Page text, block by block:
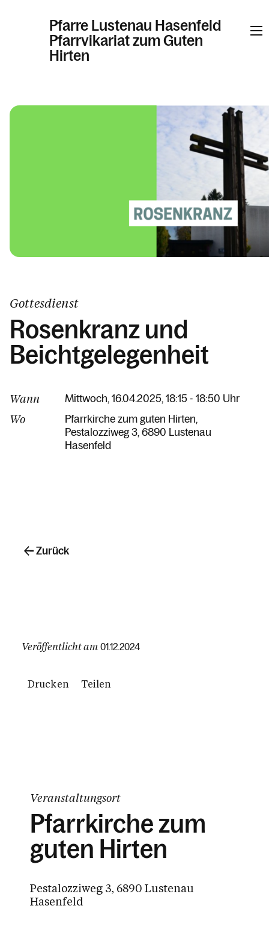
Pfarre Lustenau Hasenfeld
Pfarrvikariat zum Guten
Hirten
Gottesdienst
Rosenkranz und
Beichtgelegenheit
Wann Mittwoch, 16.04.2025, 18:15 - 18:50 Uhr
Wo
Pfarrkirche zum guten Hirten
Pestalozziweg 3 6890 Lustenau
Hasenfeld
Veröffentlicht am 01.12.2024
Drucken Teilen
Zurück
Veranstaltungsort
Pfarrkirche zum
guten Hirten
Pestalozziweg 3, 6890 Lustenau
Hasenfeld